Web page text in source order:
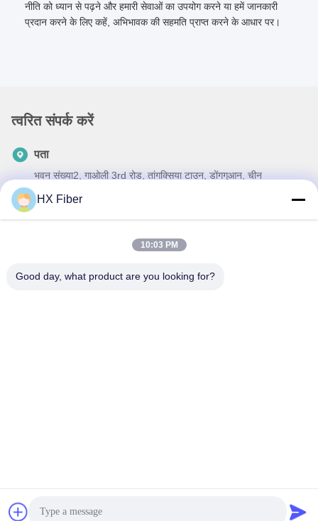
नीति को ध्यान से पढ़ने और हमारी सेवाओं का उपयोग करने या हमें जानकारी
प्रदान करने के लिए कहें, अभिभावक की सहमति प्राप्त करने के आधार पर।
त्वरित संपर्क करें
पता
भवन संख्या2, गाओली 3rd रोड, तांगक्सिया टाउन, डोंगगुआन, चीन
टेलीफोन
86-0769-8772-9980
HX Fiber
10:03 PM
Good day, what product are you looking for?